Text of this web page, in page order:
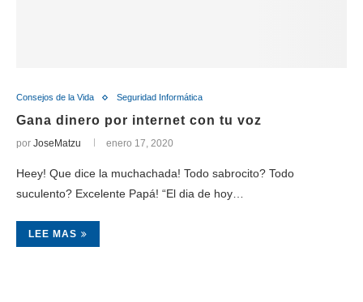
Consejos de la Vida Seguridad Informática
Gana dinero por internet con tu voz
por JoseMatzu enero 17, 2020
Heey! Que dice la muchachada! Todo sabrocito? Todo
suculento? Excelente Papá! “El dia de hoy…
LEE MAS